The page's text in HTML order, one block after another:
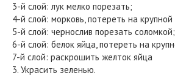
3-й слой: лук мелко порезать;
4-й слой: морковь, потереть на крупной
5-й слой: чернослив порезать соломкой;
6-й слой: белок яйца, потереть на
7-й слой: раскрошить желток яйца
3. Украсить зеленью.